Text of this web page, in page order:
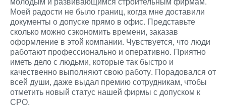
Моей радости не было границ, когда мне доставили
документы о допуске прямо в офис. Представьте
сколько можно сэкономить времени, заказав
оформление в этой компании. Чувствуется, что люди
работают профессионально и оперативно. Приятно
иметь дело с людьми, которые так быстро и
качественно выполняют свою работу. Порадовался от
всей души, даже выдал премию сотрудникам, чтобы
отметить новый статус нашей фирмы с допуском к
СРО.